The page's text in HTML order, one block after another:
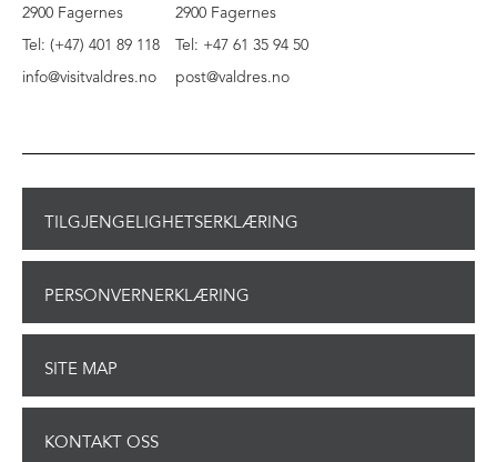
2900 Fagernes
Tel: (+47) 401 89 118
info@visitvaldres.no
2900 Fagernes
Tel: +47 61 35 94 50
post@valdres.no
TILGJENGELIGHETSERKLÆRING
PERSONVERNERKLÆRING
SITE MAP
KONTAKT OSS